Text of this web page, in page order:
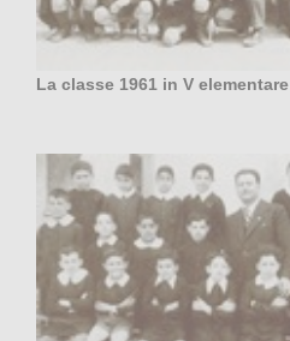
La classe 1961 in V elementare